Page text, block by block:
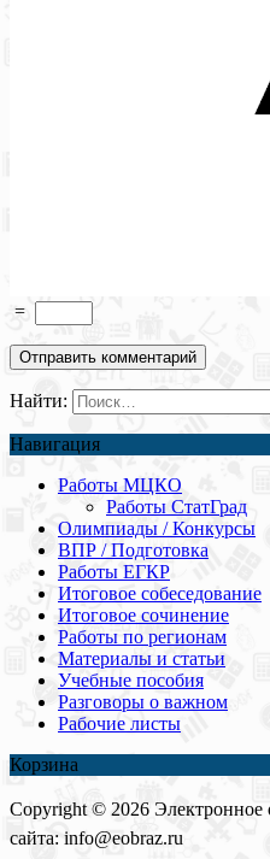
=
Найти:
Навигация
Работы МЦКО
Работы СтатГрад
Олимпиады / Конкурсы
ВПР / Подготовка
Работы ЕГКР
Итоговое собеседование
Итоговое сочинение
Работы по регионам
Материалы и статьи
Учебные пособия
Разговоры о важном
Рабочие листы
Корзина
Copyright © 2026 Электронное
сайта: info@eobraz.ru